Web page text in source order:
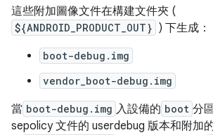
這些附加圖像文件在構建文件夾 (
${ANDROID_PRODUCT_OUT} ) 下生成：
boot-debug.img
vendor_boot-debug.img
當 boot-debug.img 入設備的 boot 分
sepolicy 文件的 userdebug 版本和附加